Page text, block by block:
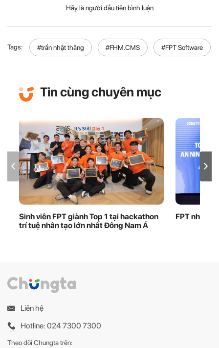
Hãy là người đầu tiên bình luận
Tags: #trần nhật thăng #FHM.CMS #FPT Software
Tin cùng chuyên mục
Sinh viên FPT giành Top 1 tại hackathon
trí tuệ nhân tạo lớn nhất Đông Nam Á
FPT nhận
Liên hệ
Hotline: 024 7300 7300
Theo dõi Chungta trên: